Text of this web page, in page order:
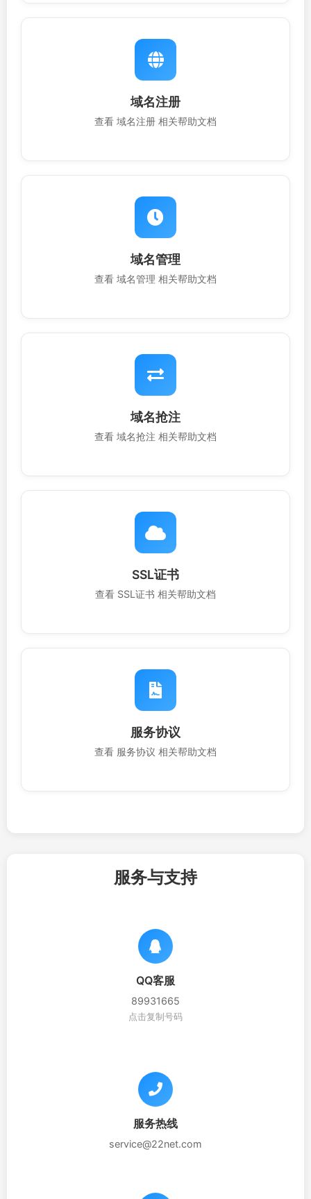
域名注册
查看 域名注册 相关帮助文档
域名管理
查看 域名管理 相关帮助文档
域名抢注
查看 域名抢注 相关帮助文档
SSL证书
查看 SSL证书 相关帮助文档
服务协议
查看 服务协议 相关帮助文档
服务与支持
QQ客服
89931665
点击复制号码
服务热线
service@22net.com